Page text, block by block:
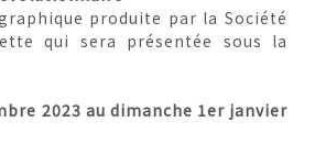
produite par la Société
qui sera présentée sous la
2023 au dimanche 1er janvier